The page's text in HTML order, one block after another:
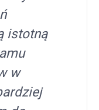
istotną
w